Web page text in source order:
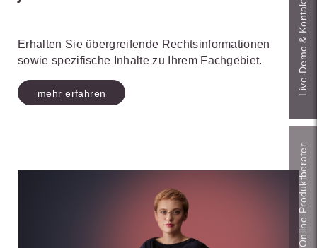
Erhalten Sie übergreifende Rechtsinformationen
sowie spezifische Inhalte zu Ihrem Fachgebiet.
mehr erfahren Live‑Demo & Kontakt
Online-Produkt­berater